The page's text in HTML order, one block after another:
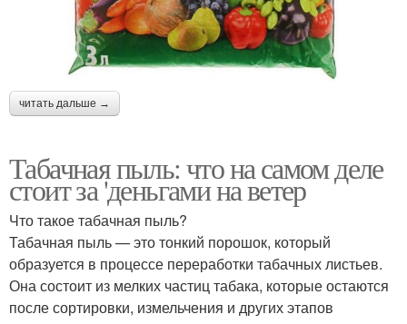
читать дальше →
Табачная пыль: что на самом деле
стоит за 'деньгами на ветер
Что такое табачная пыль?
Табачная пыль — это тонкий порошок, который
образуется в процессе переработки табачных листьев.
Она состоит из мелких частиц табака, которые остаются
после сортировки, измельчения и других этапов